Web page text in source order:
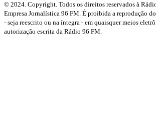
© 2024. Copyright. Todos os direitos reservados à
Empresa Jornalística 96 FM. É proibida a reprodução
- seja reescrito ou na íntegra - em quaisquer meios
autorização escrita da Rádio 96 FM.